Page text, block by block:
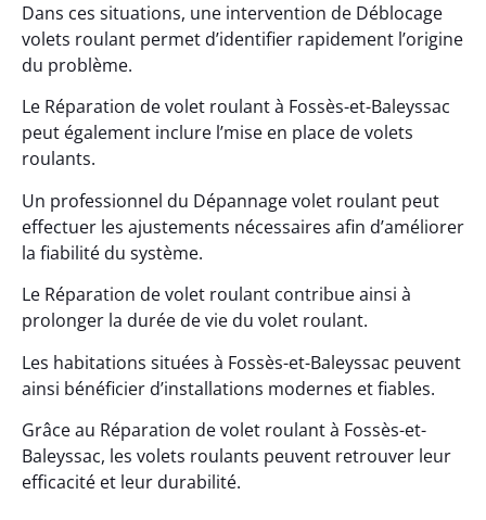
Dans ces situations, une intervention de Déblocage
volets roulant permet d’identifier rapidement l’origine
du problème.
Le Réparation de volet roulant à Fossès-et-Baleyssac
peut également inclure l’mise en place de volets
roulants.
Un professionnel du Dépannage volet roulant peut
effectuer les ajustements nécessaires afin d’améliorer
la fiabilité du système.
Le Réparation de volet roulant contribue ainsi à
prolonger la durée de vie du volet roulant.
Les habitations situées à Fossès-et-Baleyssac peuvent
ainsi bénéficier d’installations modernes et fiables.
Grâce au Réparation de volet roulant à Fossès-et-
Baleyssac, les volets roulants peuvent retrouver leur
efficacité et leur durabilité.